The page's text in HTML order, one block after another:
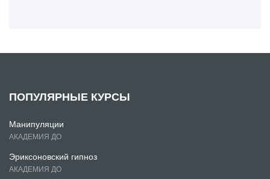
ПОПУЛЯРНЫЕ КУРСЫ
Манипуляции
АКАДЕМИЯ ДО
Эриксоновский гипноз
АКАДЕМИЯ ДО